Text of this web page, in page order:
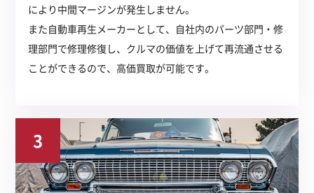
により中間マージンが発生しません。
また自動車再生メーカーとして、自社内のパーツ部門・修
理部門で修理修復し、クルマの価値を上げて再流通させる
ことができるので、高価買取が可能です。
3